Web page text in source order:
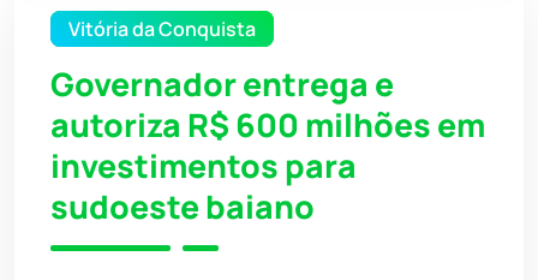
Vitória da Conquista
Governador entrega e
autoriza R$ 600 milhões em
investimentos para
sudoeste baiano